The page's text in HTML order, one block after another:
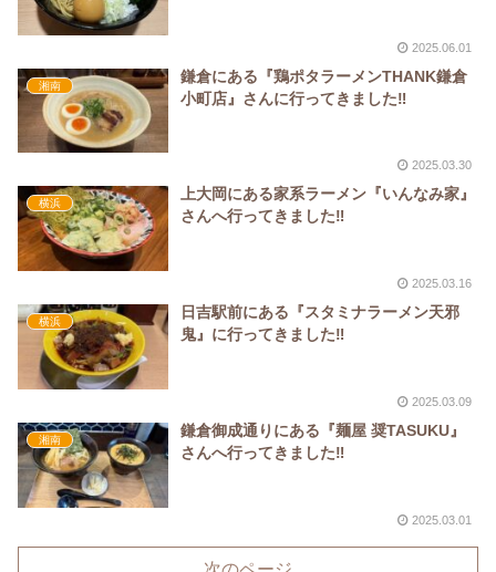
2025.06.01
湘南
鎌倉にある『鶏ポタラーメンTHANK鎌倉
小町店』さんに行ってきました‼
2025.03.30
横浜
上大岡にある家系ラーメン『いんなみ家』
さんへ行ってきました‼
2025.03.16
横浜
日吉駅前にある『スタミナラーメン天邪
鬼』に行ってきました‼
2025.03.09
湘南
鎌倉御成通りにある『麺屋 奨TASUKU』
さんへ行ってきました‼
2025.03.01